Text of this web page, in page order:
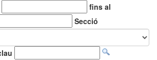
fins al
Secció